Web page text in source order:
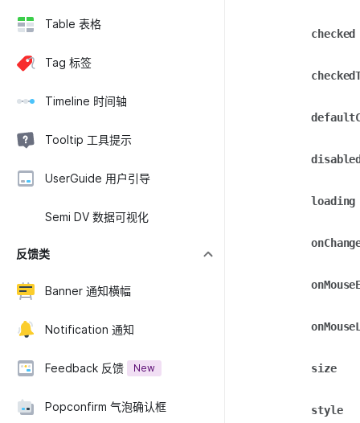
Table 表格
Tag 标签
Timeline 时间轴
Tooltip 工具提示
UserGuide 用户引导
Semi DV 数据可视化
反馈类
Banner 通知横幅
Notification 通知
Feedback 反馈 New
Popconfirm 气泡确认框
checked
loading
size
style